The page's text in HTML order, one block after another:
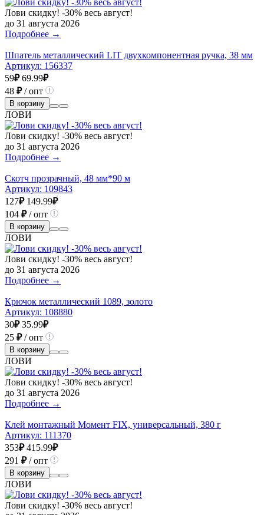
Лови скидку! -30% весь август!
до 31 августа 2026
Подробнее →
Шпатель металлический LIT двухкомпонентная ручка, 38 мм
Артикул: 156337
59₽ 69.99₽
48 ₽/ опт
В корзину
ЛОВИ
Лови скидку! -30% весь август!
до 31 августа 2026
Подробнее →
Скотч прозрачный, 48 мм*90 м
Артикул: 109843
127₽ 149.99₽
104 ₽/ опт
В корзину
ЛОВИ
Лови скидку! -30% весь август!
до 31 августа 2026
Подробнее →
Крючок металлический 1089, золото
Артикул: 108880
30₽ 35.99₽
25 ₽/ опт
В корзину
ЛОВИ
Лови скидку! -30% весь август!
до 31 августа 2026
Подробнее →
Клей монтажный Момент FIX, универсальный, 380 г
Артикул: 111370
353₽ 415.99₽
291 ₽/ опт
В корзину
ЛОВИ
Лови скидку! -30% весь август!